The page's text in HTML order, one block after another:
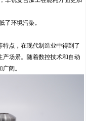
环境污染。
点，在现代制造业中得到了
产场景。随着数控技术和自动
阔。